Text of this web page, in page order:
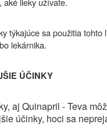
týkajúce sa použitia tohto
lekárnika.
ÚČINKY
aj Quinapril - Teva
účinky, hoci sa